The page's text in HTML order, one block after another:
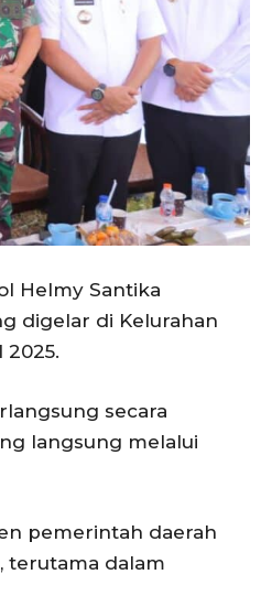
Helmy Santika
digelar di Kelurahan
2025.
secara
langsung melalui
pemerintah daerah
terutama dalam